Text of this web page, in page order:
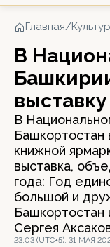
Главная/
В
В
Башкортостан
книжной
выставка,
года: Год
большой и
Башкортостан
Сергея
23:03 (UTC+5), 31 МАЯ